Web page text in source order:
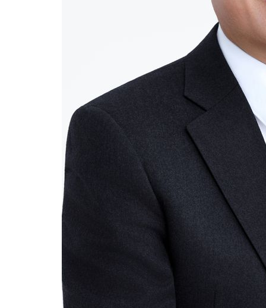
여수 오동도 해상서 모터보트 전복…1명 사망·1명 실종
극한폭염 한풀 꺾이지만…'낮 최고 35도' 무더위, 열대야 계속[
축구협회 "압수수색·성접대 논란 사과…쇄신의 기회로 삼겠다"
[속보]'압수수색·성접대 논란' 축구협회 "실망과 걱정 안겨드려 죄
'최고 37도' 폭염 지속…강원동해안 최대 150㎜ 비
[속보]뉴욕증시 상승 마감…S&P 0.6% 나스닥 1.3%↑